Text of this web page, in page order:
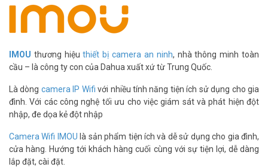
– Đèn kích hoạt chuyển động
– Còi báo động bảo mật 110dB
Đàm thoại hai chiều
IMOU thương hiệuthiết bị camera an ninh, nhà thông minh toàn
cầu – là công ty con của Dahua xuất xứ từ Trung Quốc.
Là dòng camera IP Wifi với nhiều tính năng tiện ích sử dụng cho gia
đình. Với các công nghệ tối ưu cho việc giám sát và phát hiện đột
nhập, đe dọa kẻ đột nhập
Camera Wifi IMOU là sản phẩm tiện ích và dễ sử dụng cho gia đình,
cửa hàng. Hướng tới khách hàng cuối cùng với sự tiện lợi, dễ dàng
lắp đặt, cài đặt.